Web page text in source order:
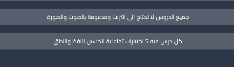
جميع الدروس لا تحتاج الى انترنت ومدعومة بالصوت والصورة
كل درس فيه 5 اختبارات تفاعلية لتحسين اللفظ والنطق